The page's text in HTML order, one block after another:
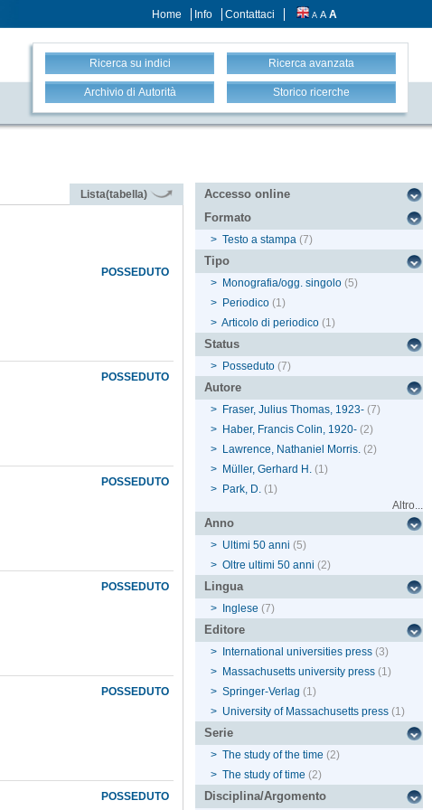
Home Info Contattaci A A A
Ricerca su indici Ricerca avanzata
Archivio di Autorità Storico ricerche
Lista(tabella)
POSSEDUTO
POSSEDUTO
POSSEDUTO
POSSEDUTO
POSSEDUTO
POSSEDUTO
Accesso online
Formato
> Testo a stampa (7)
Tipo
> Monografia/ogg. singolo (5)
> Periodico (1)
> Articolo di periodico (1)
Status
> Posseduto (7)
Autore
> Fraser, Julius Thomas, 1923- (7)
> Haber, Francis Colin, 1920- (2)
> Lawrence, Nathaniel Morris. (2)
> Müller, Gerhard H. (1)
> Park, D. (1)
Altro...
Anno
> Ultimi 50 anni (5)
> Oltre ultimi 50 anni (2)
Lingua
> Inglese (7)
Editore
> International universities press (3)
> Massachusetts university press (1)
> Springer-Verlag (1)
> University of Massachusetts press (1)
Serie
> The study of the time (2)
> The study of time (2)
Disciplina/Argomento